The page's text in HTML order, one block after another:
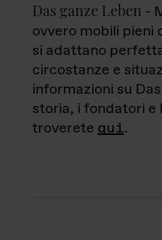
Das ganze Leben -
ovvero mobili
si adattano
circostanze e
informazioni su
storia, i fondatori e
troverete qui.